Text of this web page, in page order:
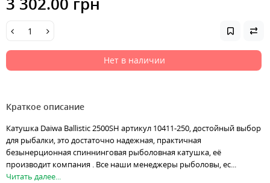
Нет в наличии
Краткое описание
Катушка Daiwa Ballistic 2500SH артикул 10411-250, достойный выбор
для рыбалки, это достаточно надежная, практичная
безынерционная спиннинговая рыболовная катушка, её
производит компания . Все наши менеджеры рыболовы, ес...
Читать далее...